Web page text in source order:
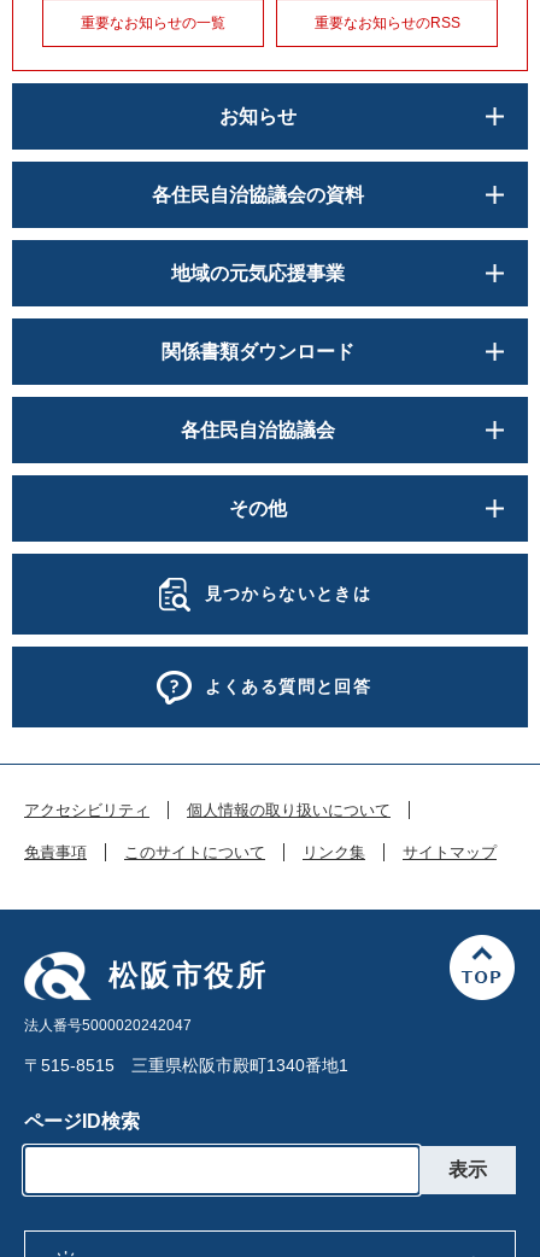
重要なお知らせの一覧 重要なお知らせのRSS
お知らせ
各住民自治協議会の資料
地域の元気応援事業
関係書類ダウンロード
各住民自治協議会
その他
見つからないときは
よくある質問と回答
アクセシビリティ 個人情報の取り扱いについて
免責事項 このサイトについて リンク集 サイトマップ
松阪市役所
法人番号5000020242047
〒515-8515 三重県松阪市殿町1340番地1
ページID検索